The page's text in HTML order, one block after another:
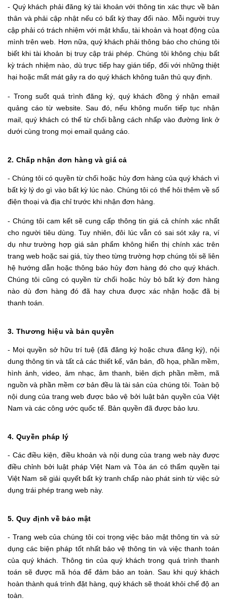
- Quý khách phải đăng ký tài khoản với thông tin xác thực về bản
thân và phải cập nhật nếu có bất kỳ thay đổi nào. Mỗi người truy
cập phải có trách nhiệm với mật khẩu, tài khoản và hoạt động của
mình trên web. Hơn nữa, quý khách phải thông báo cho chúng tôi
biết khi tài khoản bị truy cập trái phép. Chúng tôi không chịu bất
kỳ trách nhiệm nào, dù trực tiếp hay gián tiếp, đối với những thiệt
hại hoặc mất mát gây ra do quý khách không tuân thủ quy định.
- Trong suốt quá trình đăng ký, quý khách đồng ý nhận email
quảng cáo từ website. Sau đó, nếu không muốn tiếp tục nhận
mail, quý khách có thể từ chối bằng cách nhấp vào đường link ở
dưới cùng trong mọi email quảng cáo.
2. Chấp nhận đơn hàng và giá cả
- Chúng tôi có quyền từ chối hoặc hủy đơn hàng của quý khách vì
bất kỳ lý do gì vào bất kỳ lúc nào. Chúng tôi có thể hỏi thêm về số
điện thoại và địa chỉ trước khi nhận đơn hàng.
- Chúng tôi cam kết sẽ cung cấp thông tin giá cả chính xác nhất
cho người tiêu dùng. Tuy nhiên, đôi lúc vẫn có sai sót xảy ra, ví
dụ như trường hợp giá sản phẩm không hiển thị chính xác trên
trang web hoặc sai giá, tùy theo từng trường hợp chúng tôi sẽ liên
hệ hướng dẫn hoặc thông báo hủy đơn hàng đó cho quý khách.
Chúng tôi cũng có quyền từ chối hoặc hủy bỏ bất kỳ đơn hàng
nào dù đơn hàng đó đã hay chưa được xác nhận hoặc đã bị
thanh toán.
3. Thương hiệu và bản quyền
- Mọi quyền sở hữu trí tuệ (đã đăng ký hoặc chưa đăng ký), nội
dung thông tin và tất cả các thiết kế, văn bản, đồ họa, phần mềm,
hình ảnh, video, âm nhạc, âm thanh, biên dịch phần mềm, mã
nguồn và phần mềm cơ bản đều là tài sản của chúng tôi. Toàn bộ
nội dung của trang web được bảo vệ bởi luật bản quyền của Việt
Nam và các công ước quốc tế. Bản quyền đã được bảo lưu.
4. Quyền pháp lý
- Các điều kiện, điều khoản và nội dung của trang web này được
điều chỉnh bởi luật pháp Việt Nam và Tòa án có thẩm quyền tại
Việt Nam sẽ giải quyết bất kỳ tranh chấp nào phát sinh từ việc sử
dụng trái phép trang web này.
5. Quy định về bảo mật
- Trang web của chúng tôi coi trọng việc bảo mật thông tin và sử
dụng các biện pháp tốt nhất bảo vệ thông tin và việc thanh toán
của quý khách. Thông tin của quý khách trong quá trình thanh
toán sẽ được mã hóa để đảm bảo an toàn. Sau khi quý khách
hoàn thành quá trình đặt hàng, quý khách sẽ thoát khỏi chế độ an
toàn.